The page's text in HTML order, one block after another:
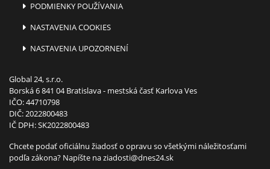
PODMIENKY POUŽÍVANIA
NASTAVENIA COOKIES
NASTAVENIA UPOZORNENÍ
Global 24, s.r.o.
Borská 6 841 04 Bratislava - mestská časť Karlova Ves
IČO: 44710798
DIČ: 2022800483
IČ DPH: SK2022800483
Chcete podať oficiálnu žiadosť o opravu so všetkými náležitosťami
podľa zákona? Napíšte naziadosti@dnes24.sk